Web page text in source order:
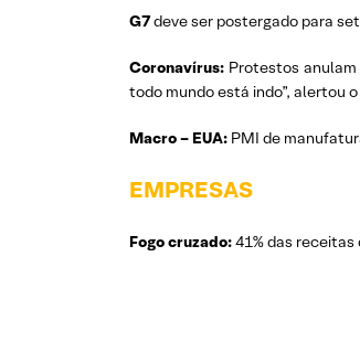
G7deve ser postergado para
Coronavírus: Protestos
todo mundo está indo”, alertou
Macro – EUA: PMI de
EMPRESAS
Fogo cruzado:41% das